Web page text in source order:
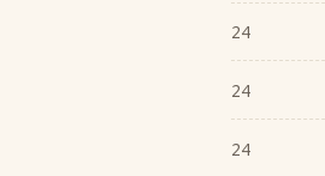
24
24
24